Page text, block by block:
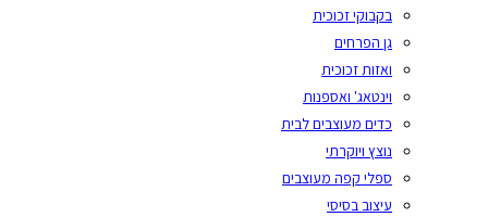
בקבוקי זכוכית
גן הפרחים
ואזות זכוכית
וינטאג' ואספנות
כדים מעוצבים לבית
נוצץ ויוקרתי
ספלי קפה מעוצבים
עיצוב בסיסי